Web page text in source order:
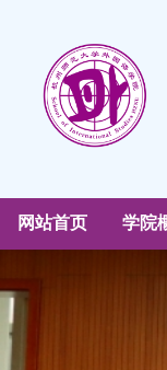
网站首页 学院